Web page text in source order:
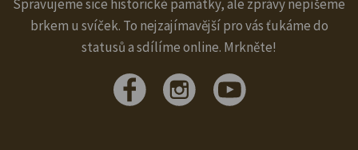
Spravujeme sice historické památky, ale zprávy nepíšeme
brkem u svíček. To nejzajímavější pro vás ťukáme do
statusů a sdílíme online. Mrkněte!